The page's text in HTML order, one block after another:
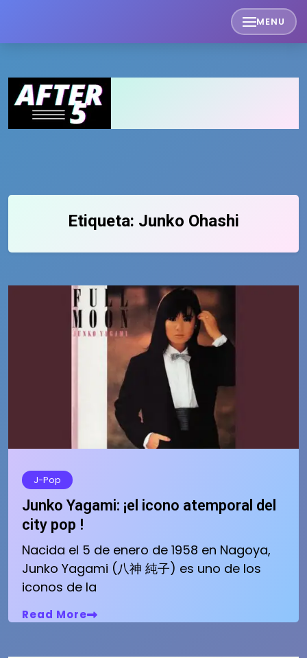
content
MENU
Etiqueta: Junko Ohashi
J-Pop
Junko Yagami: ¡el icono atemporal del
city pop !
Nacida el 5 de enero de 1958 en Nagoya,
Junko Yagami (八神 純子) es uno de los
iconos de la
Read More